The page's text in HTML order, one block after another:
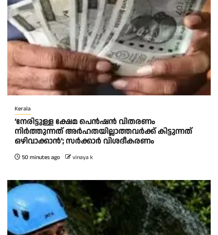
Kerala
‘നേരിട്ടുള്ള ക്ഷേമ പെൻഷൻ വിതരണം
നി‍‍ർത്തുന്നത് അർഹതയില്ലാത്തവർക്ക് കിട്ടുന്നത്
ഒഴിവാക്കാൻ’; സർക്കാ‍ർ വിശദീകരണം
50 minutes ago vinaya k